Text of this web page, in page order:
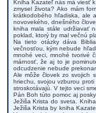
Kniha Kazateľ nás má viesť
zmysel života? Ako mám
krátkodobého hľadiska, ale
novovekého, dnešného
kniha mala stále udržiavať
poklad, ktorý by mal večnú
Na tieto otázky dáva
večnosťou, kým nebude
mnohé veci, mnohé tvorivé
márnosť, že aj to je
odcudzenie nebude
Ale môže človek zo svojich
hriechu, svojou vzburou
stroskotávajú. V tejto veci
Pán Boh túto pomoc aj
Ježiša Krista do sveta.
Ježiša Krista by kniha